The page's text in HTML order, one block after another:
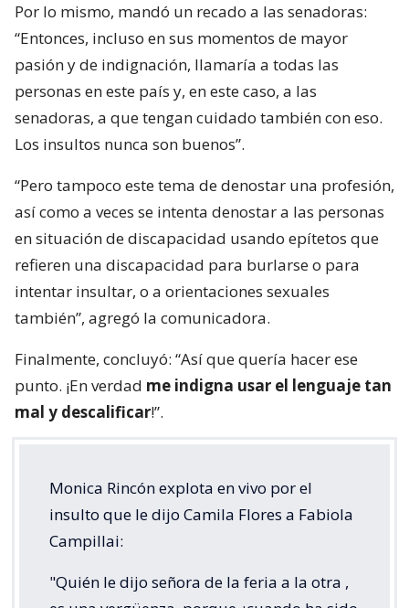
Por lo mismo, mandó un recado a las senadoras:
“Entonces, incluso en sus momentos de mayor
pasión y de indignación, llamaría a todas las
personas en este país y, en este caso, a las
senadoras, a que tengan cuidado también con eso.
Los insultos nunca son buenos”.
“Pero tampoco este tema de denostar una profesión,
así como a veces se intenta denostar a las personas
en situación de discapacidad usando epítetos que
refieren una discapacidad para burlarse o para
intentar insultar, o a orientaciones sexuales
también”, agregó la comunicadora.
Finalmente, concluyó: “Así que quería hacer ese
punto. ¡En verdad me indigna usar el lenguaje tan
mal y descalificar!”.
Monica Rincón explota en vivo por el
insulto que le dijo Camila Flores a Fabiola
Campillai:
"Quién le dijo señora de la feria a la otra ,